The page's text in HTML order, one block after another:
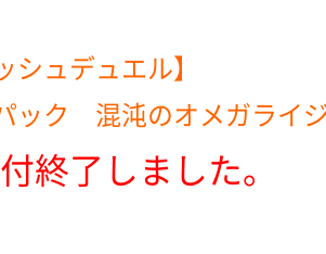
シュデュエル】
ック 混沌のオメガライジ
終了しました。